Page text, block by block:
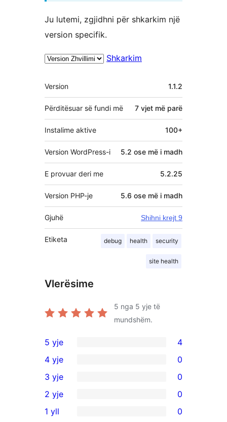
Ju lutemi, zgjidhni për shkarkim një
version specifik.
Shkarkim
Të
tjera
Version 1.1.2
Përditësuar së fundi më 7 vjet më parë
Instalime aktive 100+
Version WordPress-i 5.2 ose më i madh
E provuar deri me 5.2.25
Version PHP-je 5.6 ose më i madh
Gjuhë Shihni krejt 9
Etiketa debug health security
site health
Vlerësime
5 nga 5 yje të
mundshëm.
4
shqyrtime
me
5
yje
5 yje 4
shqyrtime
me
4
4 yje 0
0
shqyrtime
me
3 yje 0
shqyrtime
2 yje 0
1 yll 0